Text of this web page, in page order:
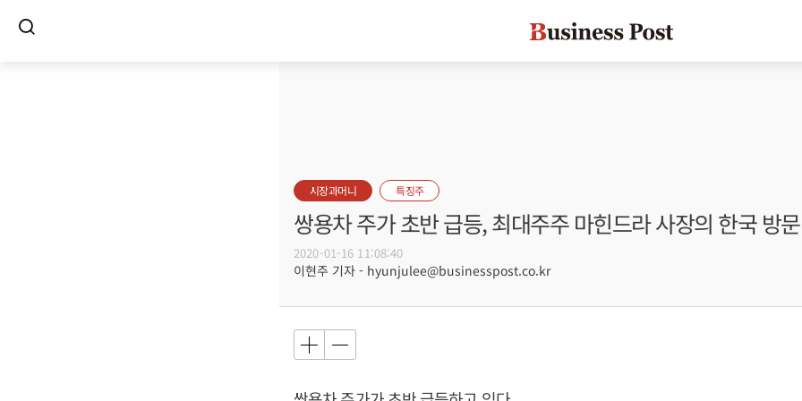
시장과머니 특징주
쌍용차 주가 초반 급등, 최대주주 마힌드라 사장의 한국 방
2020-01-16 11:08:40
이현주 기자 - hyunjulee@businesspost.co.kr